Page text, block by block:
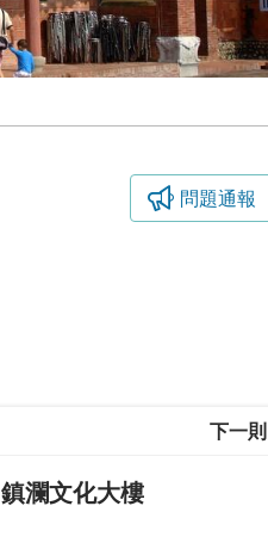
問題通報
下一則
鎮瀾文化大樓